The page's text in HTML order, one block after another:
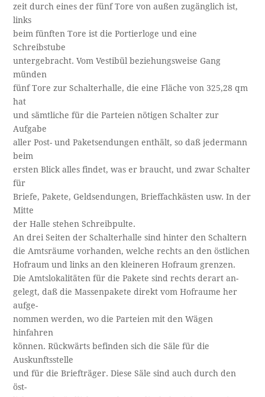
zeit durch eines der fünf Tore von außen zugänglich ist,
links
beim fünften Tore ist die Portierloge und eine
Schreibstube
untergebracht. Vom Vestibül beziehungsweise Gang
münden
fünf Tore zur Schalterhalle, die eine Fläche von 325,28 qm
hat
und sämtliche für die Parteien nötigen Schalter zur
Aufgabe
aller Post- und Paketsendungen enthält, so daß jedermann
beim
ersten Blick alles findet, was er braucht, und zwar Schalter
für
Briefe, Pakete, Geldsendungen, Brieffachkästen usw. In der
Mitte
der Halle stehen Schreibpulte.
An drei Seiten der Schalterhalle sind hinter den Schaltern
die Amtsräume vorhanden, welche rechts an den östlichen
Hofraum und links an den kleineren Hofraum grenzen.
Die Amtslokalitäten für die Pakete sind rechts derart an­-
gelegt, daß die Massenpakete direkt vom Hofraume her
aufge­-
nommen werden, wo die Parteien mit den Wägen
hinfahren
können. Rückwärts befinden sich die Säle für die
Auskunftsstelle
und für die Briefträger. Diese Säle sind auch durch den
öst-